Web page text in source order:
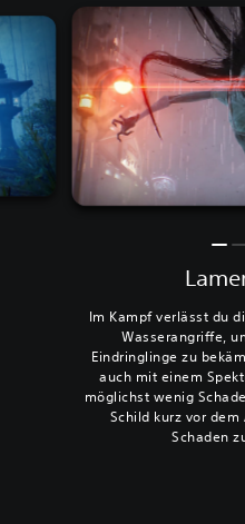
Im Kampf verlässt du
Wasserangriffe,
Eindringlinge zu
auch mit einem
möglichst wenig
Schild kurz vor
Schaden